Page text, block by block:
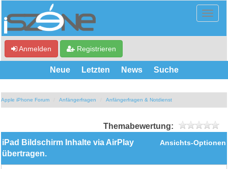
Anmelden Registrieren
Neue Letzten News Suche
Apple iPhone Forum Anfängerfragen Anfängerfragen & Notdienst
Themabewertung:
Ansichts-Optionen
iPad Bildschirm Inhalte via AirPlay
übertragen.